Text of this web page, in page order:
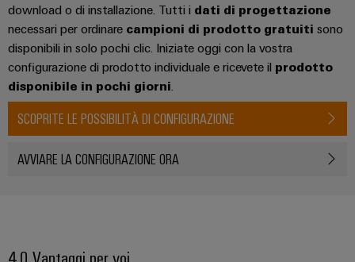
download o di installazione. Tutti i dati di progettazione
necessari per ordinare campioni di prodotto gratuiti sono
disponibili in solo pochi clic. Iniziate oggi con la vostra
configurazione di prodotto individuale e ricevete il prodotto
disponibile in pochi giorni
SCOPRITE LE POSSIBILITÀ DI CONFIGURAZIONE
AVVIARE LA CONFIGURAZIONE ORA
4.0 Vantaggi per voi